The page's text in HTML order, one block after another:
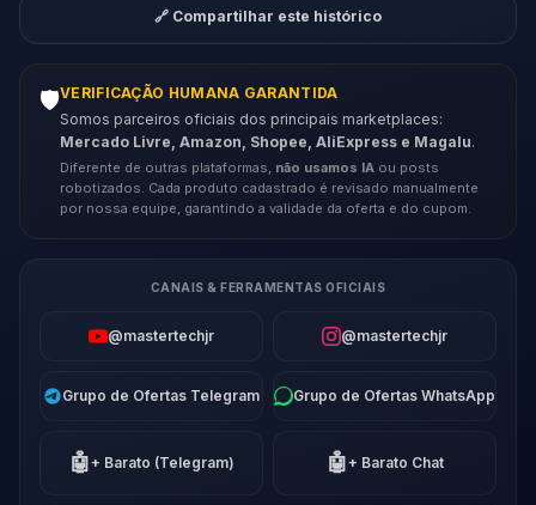
🔗 Compartilhar este histórico
🛡️VERIFICAÇÃO HUMANA GARANTIDA
Somos parceiros oficiais dos principais marketplaces:
Mercado Livre, Amazon, Shopee, AliExpress e Magalu.
Diferente de outras plataformas, não usamos IA ou posts
robotizados. Cada produto cadastrado é revisado manualmente
por nossa equipe, garantindo a validade da oferta e do cupom.
CANAIS & FERRAMENTAS OFICIAIS
@mastertechjr @mastertechjr
Grupo de Ofertas Telegram Grupo de Ofertas WhatsApp
🤖+ Barato (Telegram) 🤖+ Barato Chat